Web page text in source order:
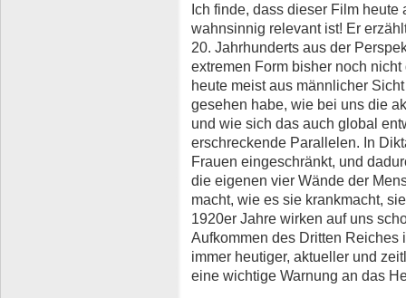
Ich finde, dass dieser Film
wahnsinnig relevant ist! Er
20. Jahrhunderts aus der
extremen Form bisher noch
heute meist aus männlicher
gesehen habe, wie bei uns die
und wie sich das auch global
erschreckende Parallelen. In
Frauen eingeschränkt, und
die eigenen vier Wände der
macht, wie es sie krankmacht,
1920er Jahre wirken auf uns
Aufkommen des Dritten Reiches
immer heutiger, aktueller und
eine wichtige Warnung an das